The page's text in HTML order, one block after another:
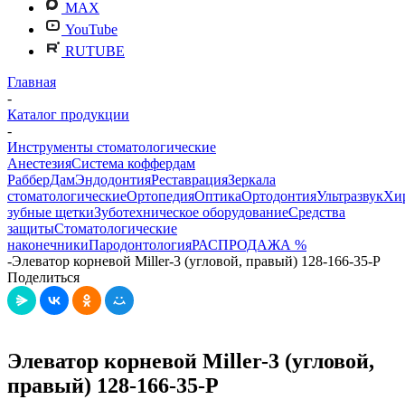
MAX
YouTube
RUTUBE
Главная
-
Каталог продукции
-
Инструменты стоматологические
АнестезияСистема коффердам
РабберДамЭндодонтияРеставрацияЗеркала
стоматологическиеОртопедияОптикаОртодонтияУльтразвук
зубные щеткиЗуботехническое оборудованиеСредства
защитыСтоматологические
наконечникиПародонтологияРАСПРОДАЖА %
-Элеватор корневой Miller-3 (угловой, правый) 128-166-35-P
Поделиться
Элеватор корневой Miller-3 (угловой,
правый) 128-166-35-P